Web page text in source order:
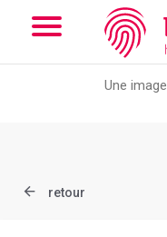
Array ( [slug] =>
Add the new slick-
retour